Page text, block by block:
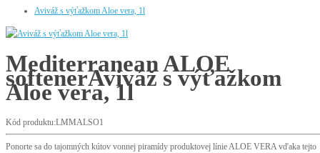
Aviváž s výťažkom Aloe vera, 1l
Mediterranean ALOE
softenerAviváž s výťažkom
Aloe vera, 1l
Kód produktu:LMMALSO1
Ponorte sa do tajomných kútov vonnej piramídy produktovej línie ALOE VERA vďaka tejto